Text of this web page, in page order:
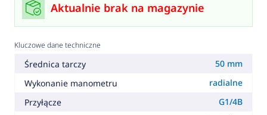
Aktualnie brak na magazynie
Kluczowe dane techniczne
Średnica tarczy
50 mm
Wykonanie manometru
radialne
Przyłącze
G1/4B